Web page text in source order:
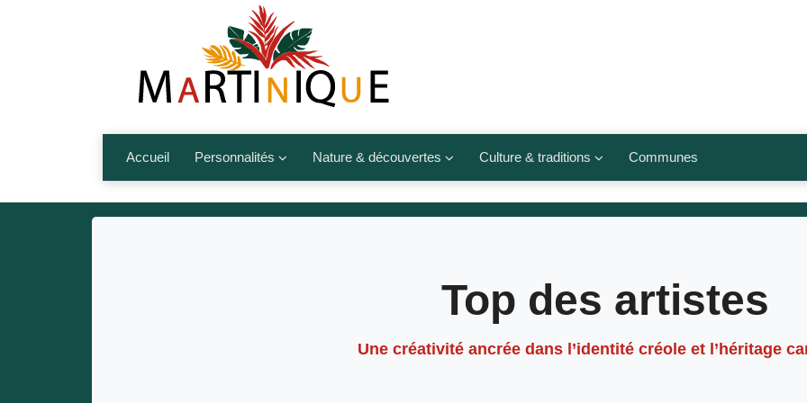
Accueil Personnalités
Artistes
Nature & découvertes
Fleurs, fruits, légumes
Culture & traditions
Culte et religions
populaires
Communes
Top des artistes
Une créativité ancrée dans l’identité créole et l’héritage